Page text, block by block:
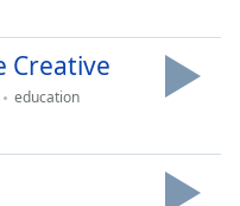
Creative
education